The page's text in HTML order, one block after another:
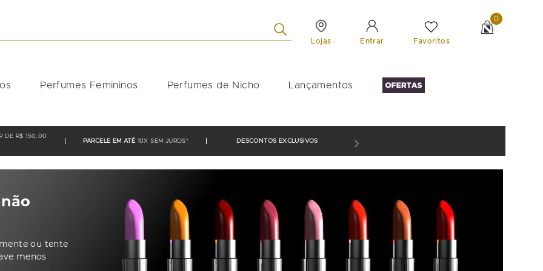
Lojas Entrar Favoritos
0
Perfumes Femininos Perfumes de Nicho Lançamentos
DE R$ 150,00
PARCELE EM ATÉ 10X SEM JUROS* DESCONTOS EXCLUSIVOS
ou tente
menos